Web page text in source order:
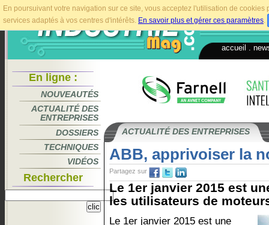
En poursuivant votre navigation sur ce site, vous acceptez l'utilisation de
services adaptés à vos centres d'intérêts. En savoir plus et gérer ces paramètres.
accueil
En ligne :
NOUVEAUTÉS
ACTUALITÉ DES
ENTREPRISES
DOSSIERS
TECHNIQUES
VIDÉOS
Rechercher
ACTUALITÉ DES ENTREPRISES
ABB, apprivoiser la
Partagez sur
Le 1er janvier 2015 est
les utilisateurs de
Le 1er janvier 2015 est une